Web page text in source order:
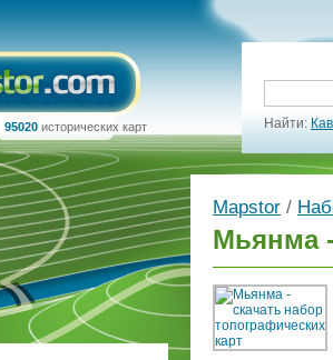
95020 исторических карт Найти:
Mapstor /
Мьянма -